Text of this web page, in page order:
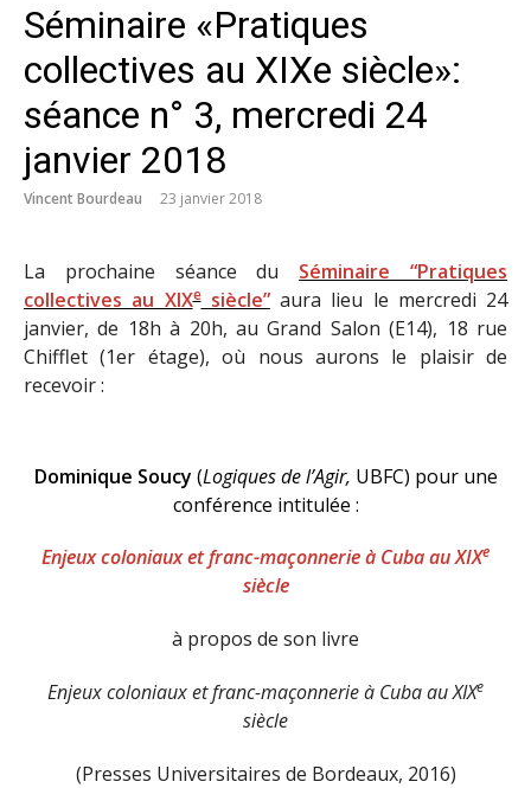
Séminaire «Pratiques
collectives au XIXe siècle»:
séance n° 3, mercredi 24
janvier 2018
Vincent Bourdeau 23 janvier 2018
La prochaine séance du Séminaire “Pratiques
collectives au XIXesiècle”aura lieu le mercredi 24
janvier, de 18h à 20h, au Grand Salon (E14), 18 rue
Chifflet (1er étage), où nous aurons le plaisir de
recevoir :
Dominique Soucy (Logiques de l’Agir, UBFC) pour une
conférence intitulée :
Enjeux coloniaux et franc-maçonnerie à Cuba au XIXe
siècle
à propos de son livre
Enjeux coloniaux et franc-maçonnerie à Cuba au XIXe
siècle
(Presses Universitaires de Bordeaux, 2016)